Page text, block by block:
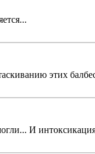
этих
И